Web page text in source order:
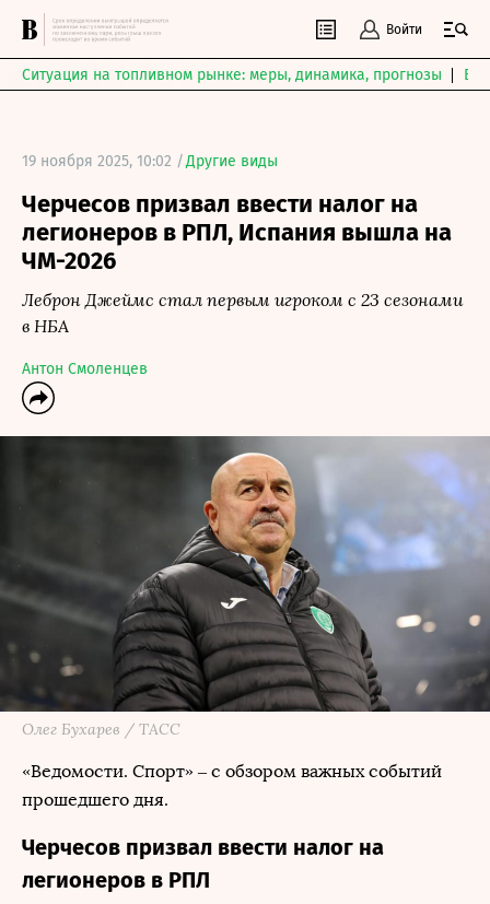
Войти
Ситуация на топливном рынке: меры, динамика, прогнозы
19 ноября 2025, 10:02 /Другие виды
Черчесов призвал ввести налог на
легионеров в РПЛ, Испания вышла на
ЧМ-2026
Леброн Джеймс стал первым игроком с 23 сезонами
в НБА
Антон Смоленцев
Олег Бухарев / ТАСС
«Ведомости. Спорт» – с обзором важных событий
прошедшего дня.
Черчесов призвал ввести налог на
легионеров в РПЛ